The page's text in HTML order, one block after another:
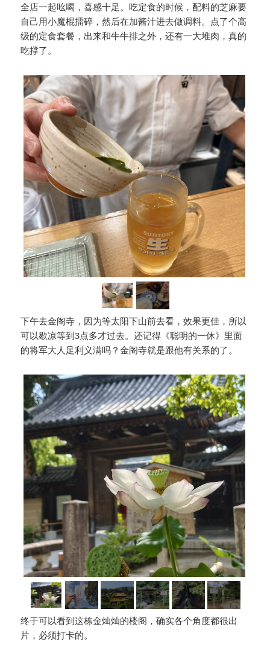
全店一起吆喝，喜感十足。吃定食的时候，配料的芝麻要
自己用小魔棍擂碎，然后在加酱汁进去做调料。点了个高
级的定食套餐，出来和牛牛排之外，还有一大堆肉，真的
吃撑了。
下午去金阁寺，因为等太阳下山前去看，效果更佳，所以
可以歇凉等到3点多才过去。还记得《聪明的一休》里面
的将军大人足利义满吗？金阁寺就是跟他有关系的了。
终于可以看到这栋金灿灿的楼阁，确实各个角度都很出
片，必须打卡的。